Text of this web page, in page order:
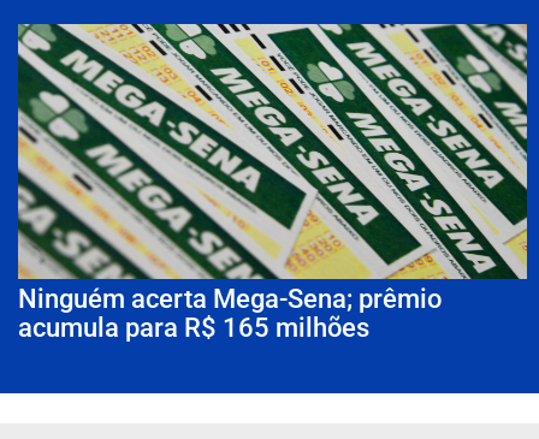
Ninguém acerta Mega-Sena; prêmio
acumula para R$ 165 milhões